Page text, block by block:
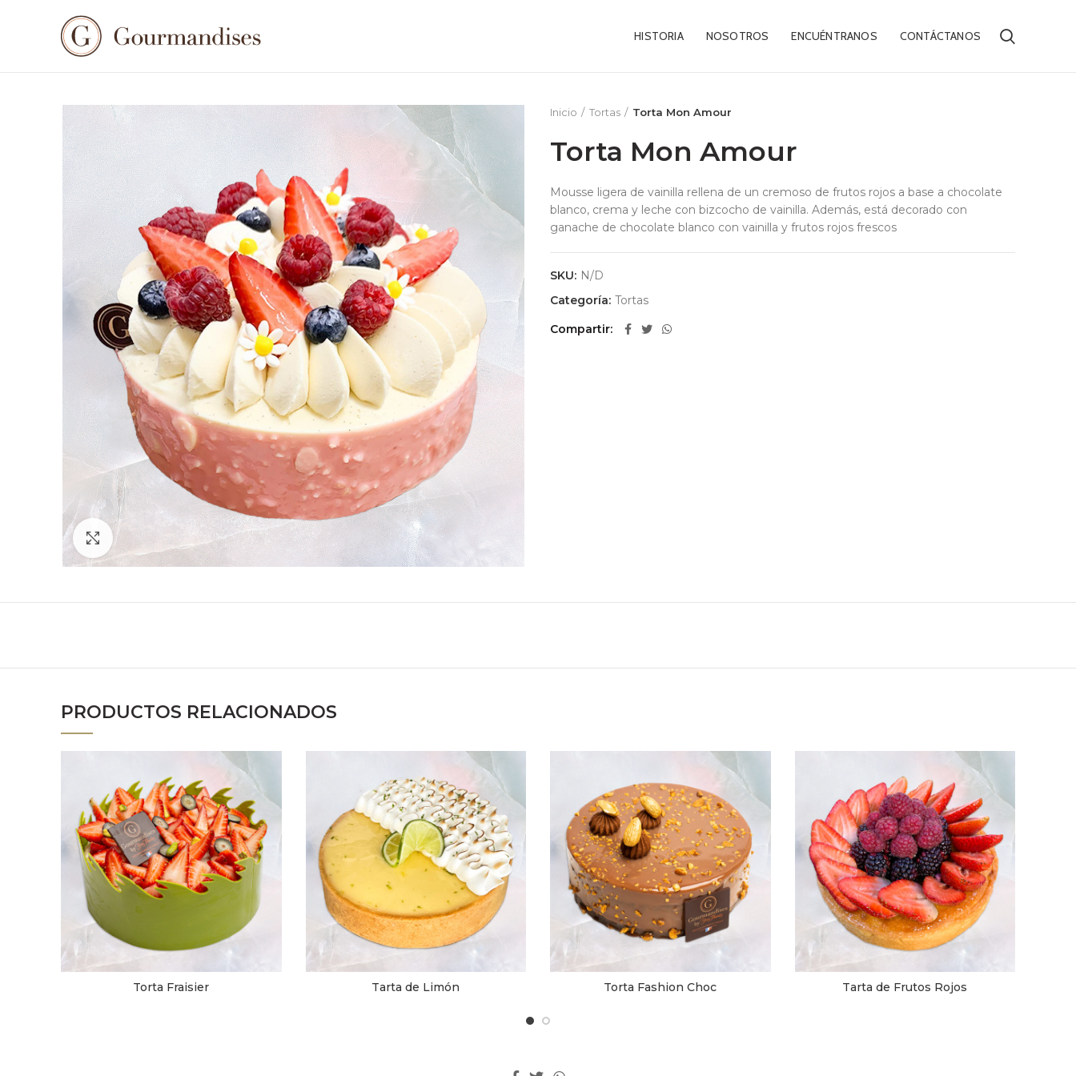
HISTORIA NOSOTROS ENCUÉNTRANOS CONTÁCTANOS
Zoom
Inicio Tortas Torta Mon Amour
Torta Mon Amour
Mousse ligera de vainilla rellena de un cremoso de frutos rojos a base a chocolate
blanco, crema y leche con bizcocho de vainilla. Además, está decorado con
ganache de chocolate blanco con vainilla y frutos rojos frescos
SKU: N/D
Categoría: Tortas
Compartir
PRODUCTOS RELACIONADOS
Torta Fraisier Tarta de Limón Torta Fashion Choc Tarta de Frutos Rojos